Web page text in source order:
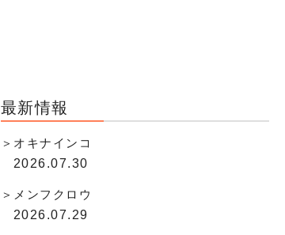
最新情報
オキナインコ
2026.07.30
メンフクロウ
2026.07.29